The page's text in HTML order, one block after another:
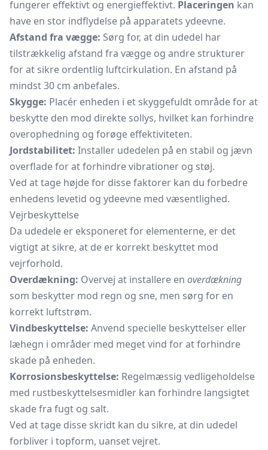
fungerer effektivt og energieffektivt. Placeringen kan
have en stor indflydelse på apparatets ydeevne.
Afstand fra vægge: Sørg for, at din udedel har
tilstrækkelig afstand fra vægge og andre strukturer
for at sikre ordentlig luftcirkulation. En afstand på
mindst 30 cm anbefales.
Skygge: Placér enheden i et skyggefuldt område for at
beskytte den mod direkte sollys, hvilket kan forhindre
overophedning og forøge effektiviteten.
Jordstabilitet: Installer udedelen på en stabil og jævn
overflade for at forhindre vibrationer og støj.
Ved at tage højde for disse faktorer kan du forbedre
enhedens levetid og ydeevne med væsentlighed.
Vejrbeskyttelse
Da udedele er eksponeret for elementerne, er det
vigtigt at sikre, at de er korrekt beskyttet mod
vejrforhold.
Overdækning: Overvej at installere en overdækning
som beskytter mod regn og sne, men sørg for en
korrekt luftstrøm.
Vindbeskyttelse: Anvend specielle beskyttelser eller
læhegn i områder med meget vind for at forhindre
skade på enheden.
Korrosionsbeskyttelse: Regelmæssig vedligeholdelse
med rustbeskyttelsesmidler kan forhindre langsigtet
skade fra fugt og salt.
Ved at tage disse skridt kan du sikre, at din udedel
forbliver i topform, uanset vejret.